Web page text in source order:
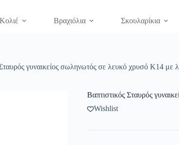
Κολιέ Βραχιόλια Σκουλαρίκια
γυναικείος σωληνωτός σε λευκό χρυσό K14 με
Βαπτιστικός Σταυρός
Wishlist